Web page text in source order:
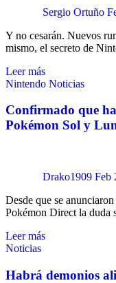
Sergio Ortuño
Y no cesarán. Nuevos
mismo, el secreto de
Leer más
Nintendo Noticias
Confirmado que
Pokémon Sol y
Drako1909 Feb
Desde que se
Pokémon Direct la duda
Leer más
Noticias
Habrá demonios